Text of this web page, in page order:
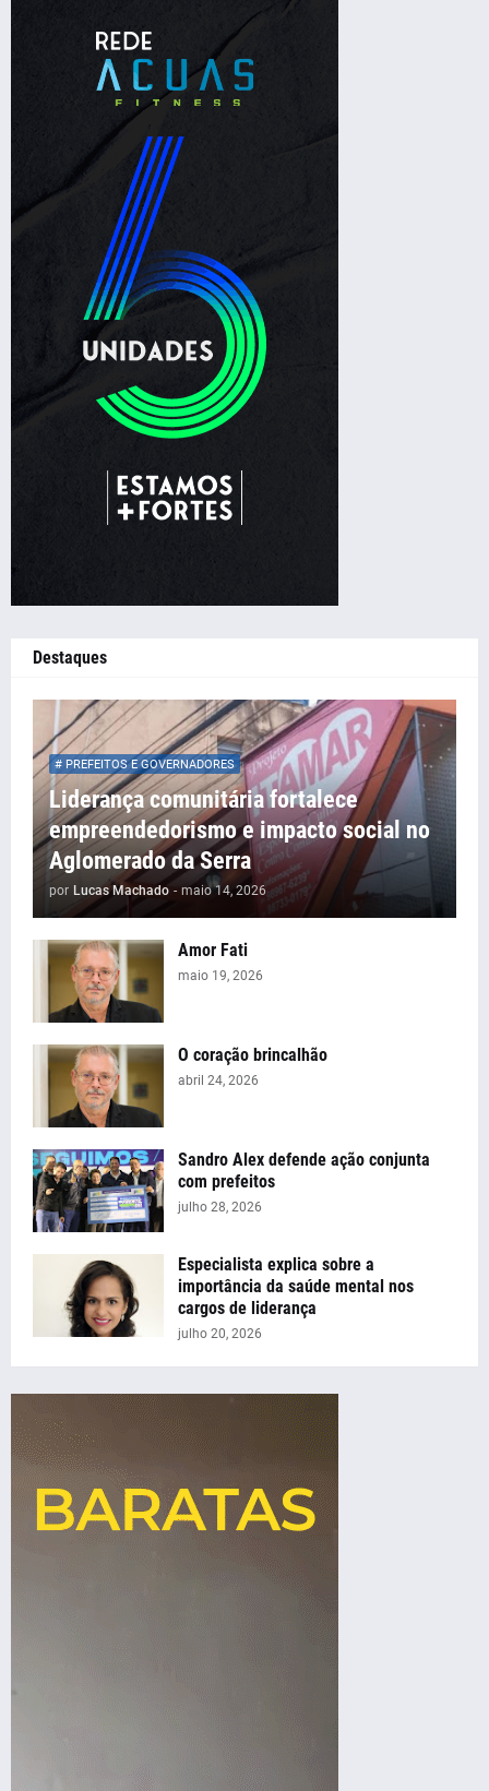
Destaques
# PREFEITOS E GOVERNADORES
Liderança comunitária fortalece
empreendedorismo e impacto social no
Aglomerado da Serra
por Lucas Machado - maio 14, 2026
Amor Fati
maio 19, 2026
O coração brincalhão
abril 24, 2026
Sandro Alex defende ação conjunta
com prefeitos
julho 28, 2026
Especialista explica sobre a
importância da saúde mental nos
cargos de liderança
julho 20, 2026